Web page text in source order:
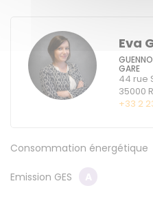
Eva
GARE
44 rue
35000
+33 2
Consommation énergétique
Emission GES